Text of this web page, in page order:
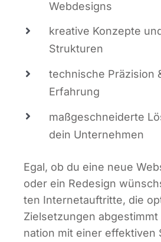
Webdesigns
krea­ti­ve Kon­zep­te
Strukturen
tech­ni­sche Prä­zi­si­on
Erfahrung
maß­ge­schnei­der­te
dein Unternehmen
Egal, ob du eine neue
oder ein Rede­sign
ten Inter­net­auf­trit­te, die
Ziel­set­zun­gen
na­ti­on mit einer effek­ti­ven